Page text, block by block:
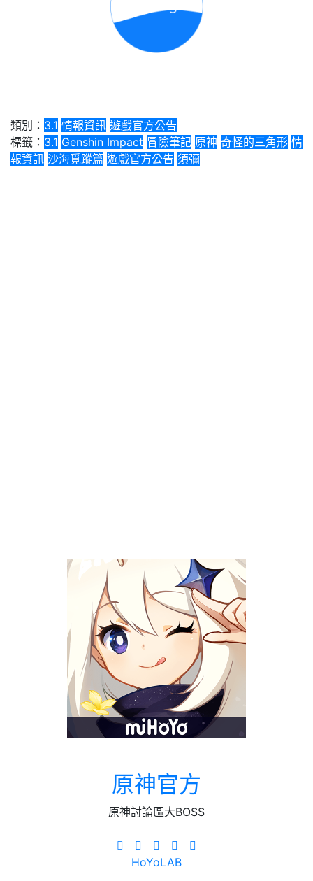
類別： 3.1 情報資訊 遊戲官方公告
標籤： 3.1 Genshin Impact 冒險筆記 原神 奇怪的三角形 情
報資訊 沙海覓蹤篇 遊戲官方公告 須彌
原神官方
原神討論區大BOSS
HoYoLAB